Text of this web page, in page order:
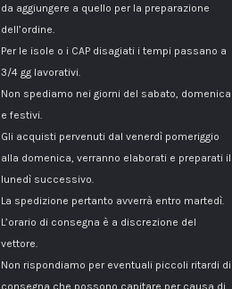
da aggiungere a quello per la preparazione
dell’ordine.
Per le isole o i CAP disagiati i tempi passano a
3/4 gg lavorativi.
Non spediamo nei giorni del sabato, domenica
e festivi.
Gli acquisti pervenuti dal venerdì pomeriggio
alla domenica, verranno elaborati e preparati il
lunedì successivo.
La spedizione pertanto avverrà entro martedì.
L’orario di consegna è a discrezione del
vettore.
Non rispondiamo per eventuali piccoli ritardi di
consegna che possono capitare per causa di